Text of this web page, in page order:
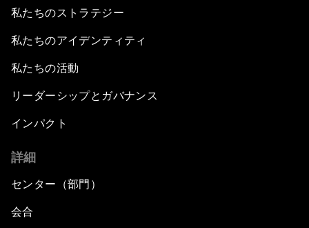
私たちのストラテジー
私たちのアイデンティティ
私たちの活動
リーダーシップとガバナンス
インパクト
詳細
センター（部門）
会合